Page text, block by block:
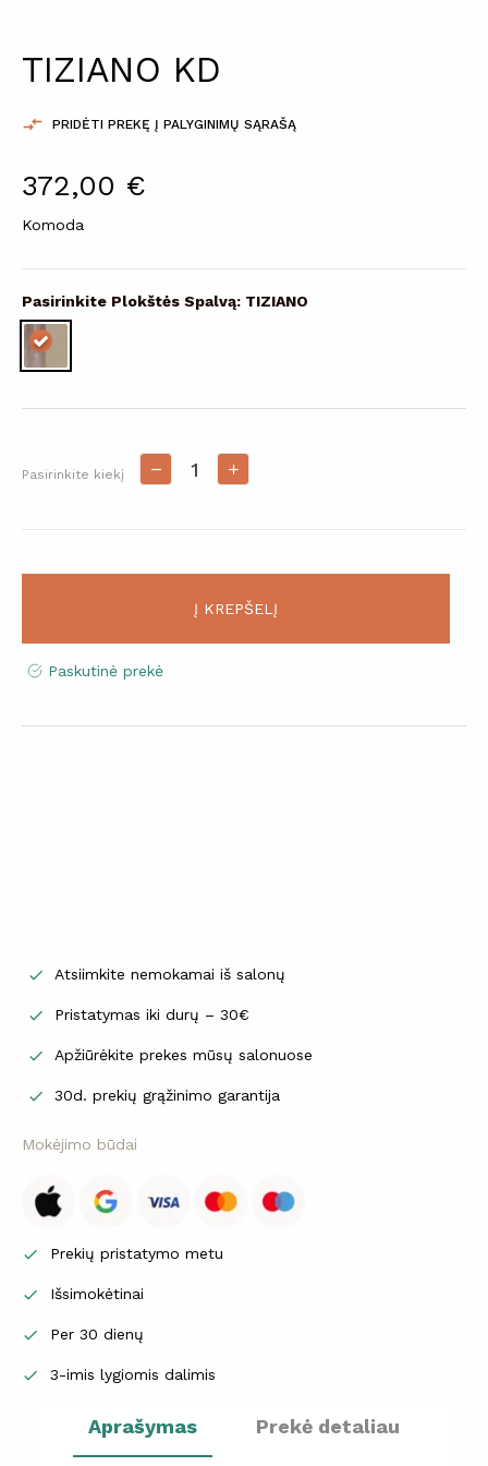
TIZIANO KD
 PRIDĖTI PREKĘ Į PALYGINIMŲ SĄRAŠĄ
372,00 €
Komoda
Pasirinkite Plokštės Spalvą: TIZIANO
Pasirinkite kiekį
Į KREPŠELĮ
Paskutinė prekė
 Atsiimkite nemokamai iš salonų
 Pristatymas iki durų – 30€
 Apžiūrėkite prekes mūsų salonuose
 30d. prekių grąžinimo garantija
Mokėjimo būdai
 Prekių pristatymo metu
 Išsimokėtinai
 Per 30 dienų
 3-imis lygiomis dalimis
Aprašymas Prekė detaliau